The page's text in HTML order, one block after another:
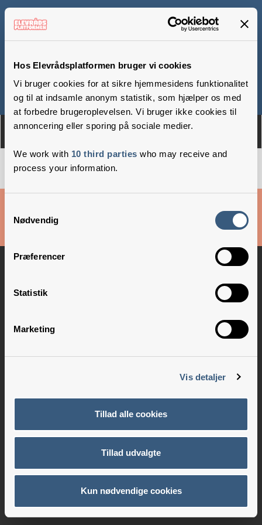
Hos Elevrådsplatformen bruger vi cookies
Vi bruger cookies for at sikre hjemmesidens funktionalitet
og til at indsamle anonym statistik, som hjælper os med
at forbedre brugeroplevelsen. Vi bruger ikke cookies til
annoncering eller sporing på sociale medier.
We work with 10 third parties who may receive and
process your information.
Nødvendig
Præferencer
Statistik
Marketing
Vis detaljer
Tillad alle cookies
Tillad udvalgte
Kun nødvendige cookies
Om Medlemmer